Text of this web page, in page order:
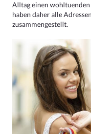
Alltag einen
haben daher alle
zusammengestellt.